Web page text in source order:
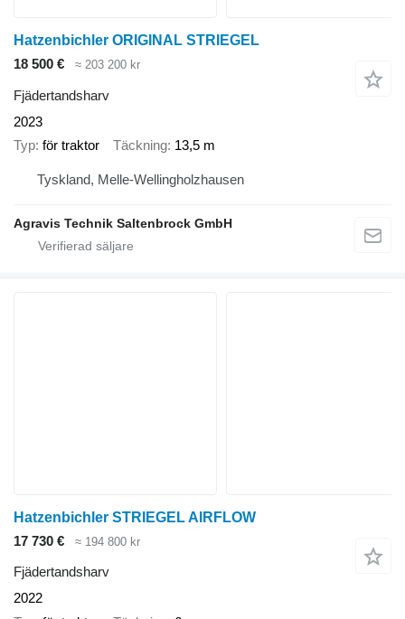
Hatzenbichler ORIGINAL STRIEGEL
18 500 €
≈ 203 200 kr
Fjädertandsharv
2023
Typ för traktor Täckning 13,5 m
Tyskland, Melle-Wellingholzhausen
Agravis Technik Saltenbrock GmbH
Hatzenbichler STRIEGEL AIRFLOW
17 730 €
≈ 194 800 kr
Fjädertandsharv
2022